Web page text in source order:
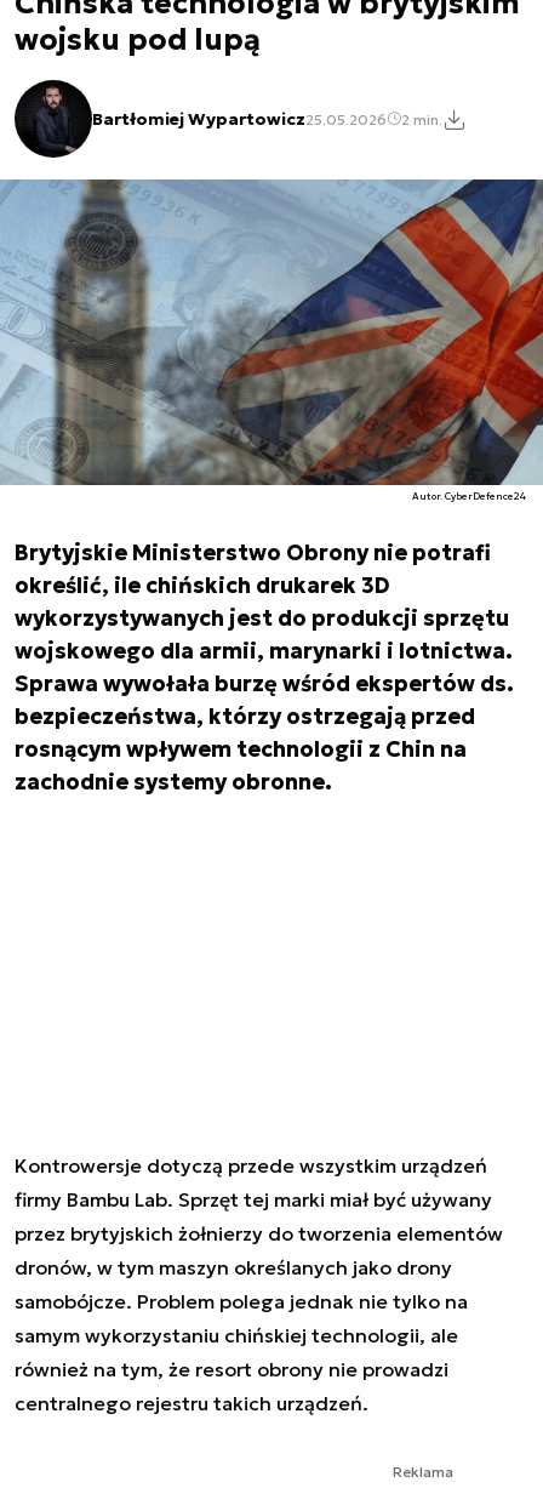
wojsku pod lupą
Bartłomiej Wypartowicz25.05.2026 2 min.
Autor. CyberDefence24
Brytyjskie Ministerstwo Obrony nie potrafi
określić, ile chińskich drukarek 3D
wykorzystywanych jest do produkcji sprzętu
wojskowego dla armii, marynarki i lotnictwa.
Sprawa wywołała burzę wśród ekspertów ds.
bezpieczeństwa, którzy ostrzegają przed
rosnącym wpływem technologii z Chin na
zachodnie systemy obronne.
Kontrowersje dotyczą przede wszystkim urządzeń
firmy Bambu Lab. Sprzęt tej marki miał być używany
przez brytyjskich żołnierzy do tworzenia elementów
dronów, w tym maszyn określanych jako drony
samobójcze. Problem polega jednak nie tylko na
samym wykorzystaniu chińskiej technologii, ale
również na tym, że resort obrony nie prowadzi
centralnego rejestru takich urządzeń.
Reklama